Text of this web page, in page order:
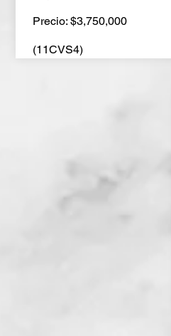
Precio: $3,750,000
(11CVS4)